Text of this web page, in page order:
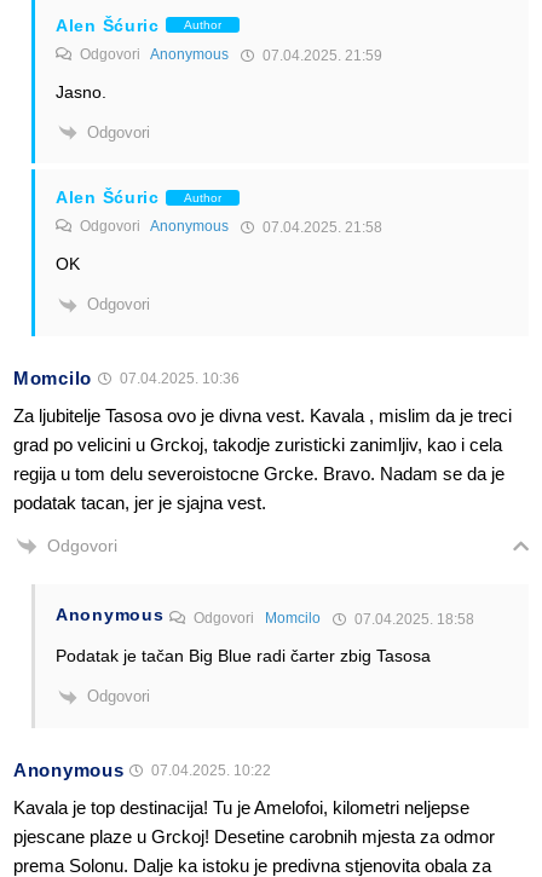
Alen Šćuric Author
Odgovori Anonymous 07.04.2025. 21:59
Jasno.
Odgovori
Alen Šćuric Author
Odgovori Anonymous 07.04.2025. 21:58
OK
Odgovori
Momcilo 07.04.2025. 10:36
Za ljubitelje Tasosa ovo je divna vest. Kavala , mislim da je treci
grad po velicini u Grckoj, takodje zuristicki zanimljiv, kao i cela
regija u tom delu severoistocne Grcke. Bravo. Nadam se da je
podatak tacan, jer je sjajna vest.
Odgovori
Anonymous Odgovori Momcilo 07.04.2025. 18:58
Podatak je tačan Big Blue radi čarter zbig Tasosa
Odgovori
Anonymous 07.04.2025. 10:22
Kavala je top destinacija! Tu je Amelofoi, kilometri neljepse
pjescane plaze u Grckoj! Desetine carobnih mjesta za odmor
prema Solonu. Dalje ka istoku je predivna stjenovita obala za